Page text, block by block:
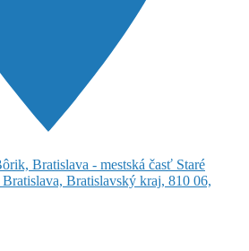
Bratislava - mestská časť Staré
Bratislavský kraj, 810 06,